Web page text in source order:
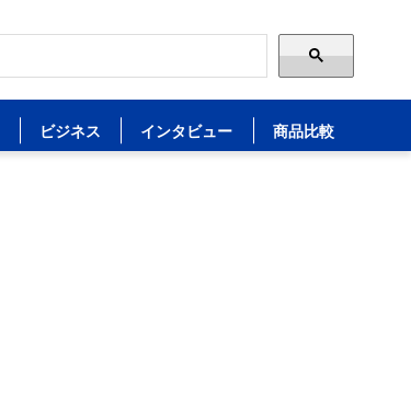
ビジネス インタビュー 商品比較